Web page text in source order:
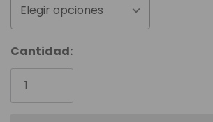
Elegir opciones
Unidades
disponibles:
Cantidad: